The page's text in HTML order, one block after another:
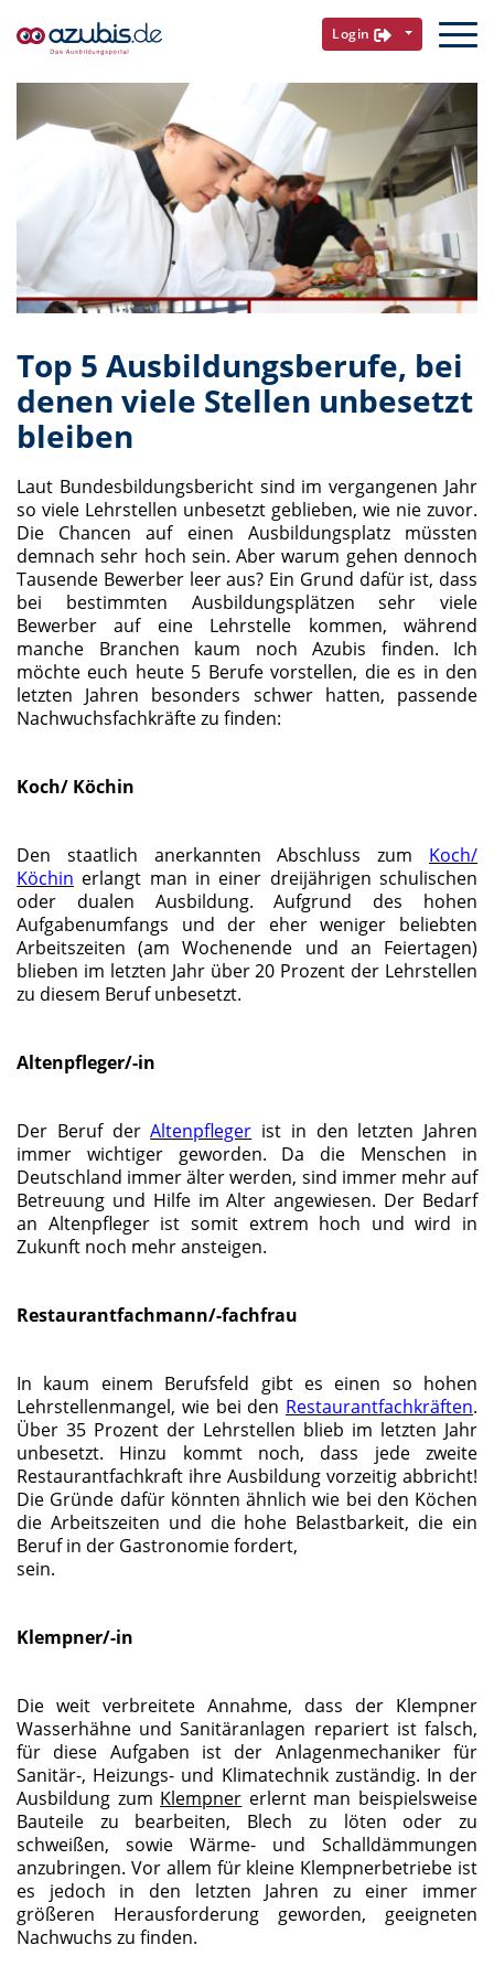
Login
Top 5 Ausbildungsberufe, bei
denen viele Stellen unbesetzt
bleiben
Laut Bundesbildungsbericht sind im vergangenen Jahr
so viele Lehrstellen unbesetzt geblieben, wie nie zuvor.
Die Chancen auf einen Ausbildungsplatz müssten
demnach sehr hoch sein. Aber warum gehen dennoch
Tausende Bewerber leer aus? Ein Grund dafür ist, dass
bei bestimmten Ausbildungsplätzen sehr viele
Bewerber auf eine Lehrstelle kommen, während
manche Branchen kaum noch Azubis finden. Ich
möchte euch heute 5 Berufe vorstellen, die es in den
letzten Jahren besonders schwer hatten, passende
Nachwuchsfachkräfte zu finden:
Koch/ Köchin
Den staatlich anerkannten Abschluss zum Koch/
Köchin erlangt man in einer dreijährigen schulischen
oder dualen Ausbildung. Aufgrund des hohen
Aufgabenumfangs und der eher weniger beliebten
Arbeitszeiten (am Wochenende und an Feiertagen)
blieben im letzten Jahr über 20 Prozent der Lehrstellen
zu diesem Beruf unbesetzt.
Altenpfleger/-in
Der Beruf derAltenpfleger ist in den letzten Jahren
immer wichtiger geworden. Da die Menschen in
Deutschland immer älter werden, sind immer mehr auf
Betreuung und Hilfe im Alter angewiesen. Der Bedarf
an Altenpfleger ist somit extrem hoch und wird in
Zukunft noch mehr ansteigen.
Restaurantfachmann/-fachfrau
In kaum einem Berufsfeld gibt es einen so hohen
Lehrstellenmangel, wie bei den Restaurantfachkräften.
Über 35 Prozent der Lehrstellen blieb im letzten Jahr
unbesetzt. Hinzu kommt noch, dass jede zweite
Restaurantfachkraft ihre Ausbildung vorzeitig abbricht!
Die Gründe dafür könnten ähnlich wie bei den Köchen
die Arbeitszeiten und die hohe Belastbarkeit, die ein
Beruf in der Gastronomie fordert,
sein.
Klempner/-in
Die weit verbreitete Annahme, dass der Klempner
Wasserhähne und Sanitäranlagen repariert ist falsch,
für diese Aufgaben ist der Anlagenmechaniker für
Sanitär-, Heizungs- und Klimatechnik zuständig. In der
Ausbildung zum Klempner erlernt man beispielsweise
Bauteile zu bearbeiten, Blech zu löten oder zu
schweißen, sowie Wärme- und Schalldämmungen
anzubringen. Vor allem für kleine Klempnerbetriebe ist
es jedoch in den letzten Jahren zu einer immer
größeren Herausforderung geworden, geeigneten
Nachwuchs zu finden.